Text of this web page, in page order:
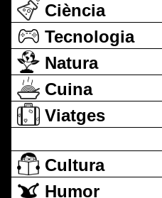
Ciència
Tecnologia
Natura
Cuina
Viatges
Cultura
Humor